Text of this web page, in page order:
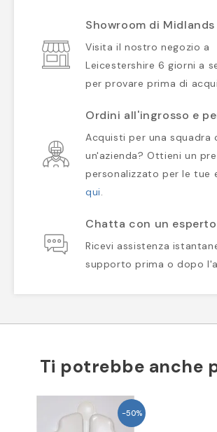
Showroom di Midlands
Visita il nostro negozio a
Leicestershire 6 giorni a
per provare prima di
Ordini all'ingrosso e
Acquisti per una squadra
un'azienda? Ottieni un
personalizzato per le tue
qui.
Chatta con un esperto
Ricevi assistenza
supporto prima o dopo
Ti potrebbe anche
-50%